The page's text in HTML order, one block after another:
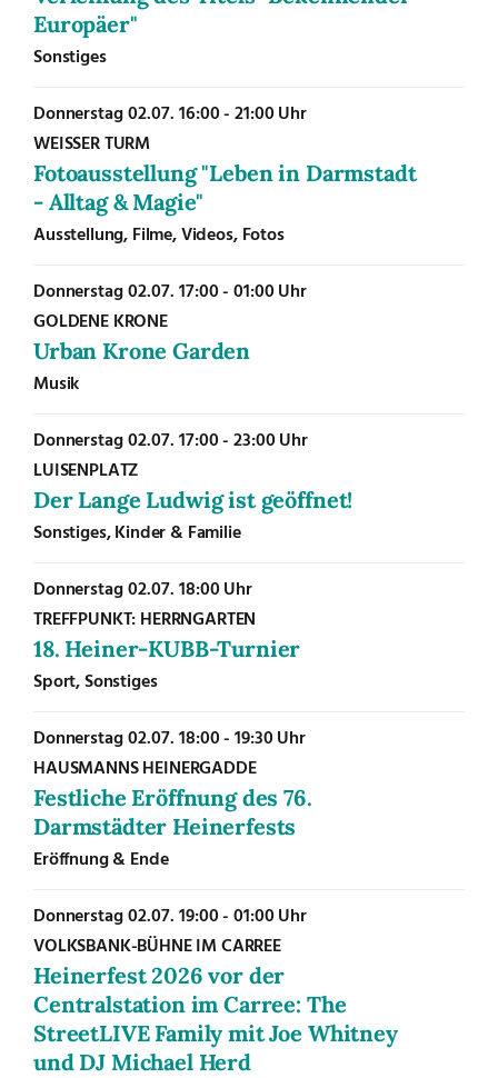
Europäer"
Sonstiges
Donnerstag 02.07. 16:00 - 21:00 Uhr
WEISSER TURM
Fotoausstellung "Leben in Darmstadt
- Alltag & Magie"
Ausstellung, Filme, Videos, Fotos
Donnerstag 02.07. 17:00 - 01:00 Uhr
GOLDENE KRONE
Urban Krone Garden
Musik
Donnerstag 02.07. 17:00 - 23:00 Uhr
LUISENPLATZ
Der Lange Ludwig ist geöffnet!
Sonstiges, Kinder & Familie
Donnerstag 02.07. 18:00 Uhr
TREFFPUNKT: HERRNGARTEN
18. Heiner-KUBB-Turnier
Sport, Sonstiges
Donnerstag 02.07. 18:00 - 19:30 Uhr
HAUSMANNS HEINERGADDE
Festliche Eröffnung des 76.
Darmstädter Heinerfests
Eröffnung & Ende
Donnerstag 02.07. 19:00 - 01:00 Uhr
VOLKSBANK-BÜHNE IM CARREE
Heinerfest 2026 vor der
Centralstation im Carree: The
StreetLIVE Family mit Joe Whitney
und DJ Michael Herd